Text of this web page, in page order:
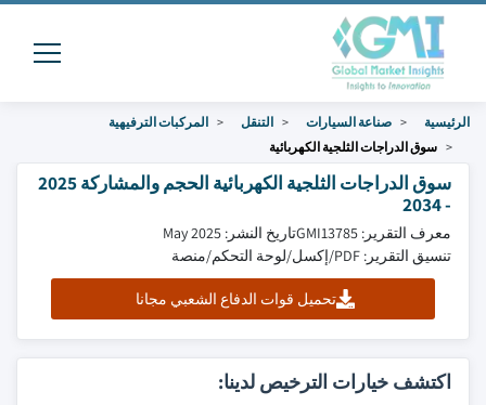
الرئيسية صناعة السيارات التنقل
المركبات الترفيهية
سوق الدراجات الثلجية الكهربائية
سوق الدراجات الثلجية الكهربائية الحجم والمشاركة 2025
- 2034
معرف التقرير: GMI13785
تاريخ النشر: May 2025
تنسيق التقرير: PDF/إكسل/لوحة التحكم/منصة
تحميل قوات الدفاع الشعبي مجانا
اكتشف خيارات الترخيص لدينا: